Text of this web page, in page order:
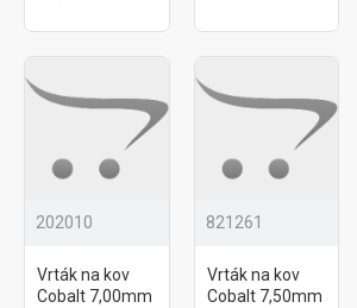
202010
Vrták na kov
Cobalt 7,00mm
821261
Vrták na kov
Cobalt 7,50mm